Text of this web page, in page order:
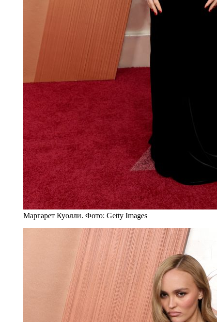
Маргарет Куолли. Фото: Getty Images